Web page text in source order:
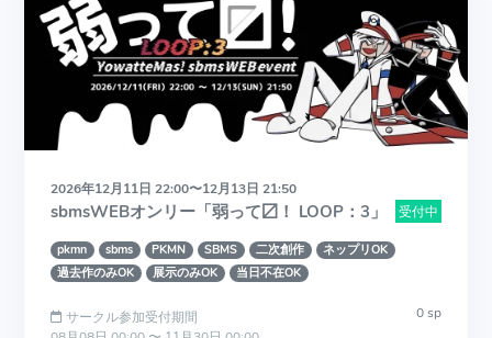
2026年12月11日 22:00〜12月13日 21:50
受付中
sbmsWEBオンリー「弱って〼！ LOOP：3」
pkmn sbms PKMN SBMS 二次創作
ネップリOK
過去作のみOK
展示のみOK 当日不在OK
0 sp
サークル参加受付期間